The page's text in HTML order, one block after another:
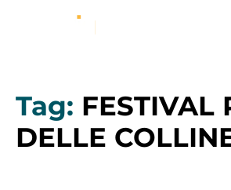
Tag: FESTIVAL
DELLE